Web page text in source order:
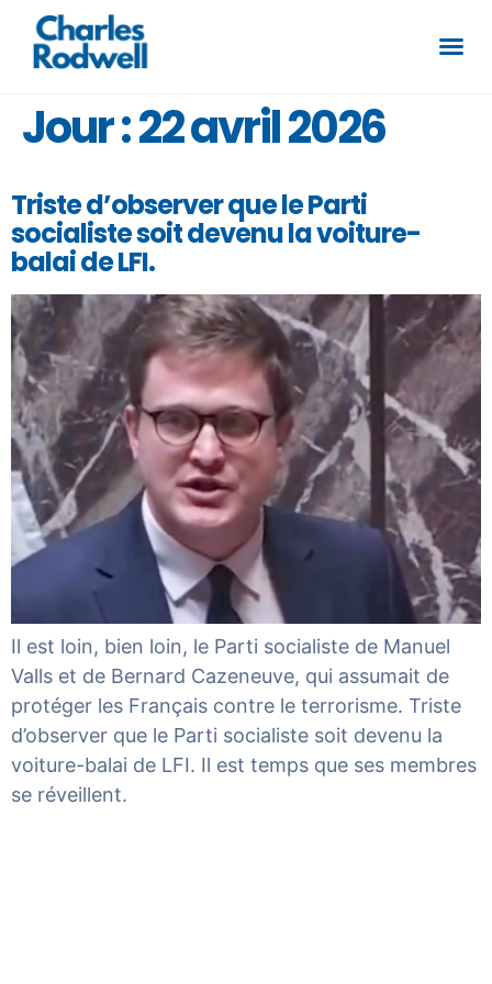
Jour :22 avril 2026
Triste d’observer que le Parti
socialiste soit devenu la voiture-
balai de LFI.
Il est loin, bien loin, le Parti socialiste de Manuel
Valls et de Bernard Cazeneuve, qui assumait de
protéger les Français contre le terrorisme. Triste
d’observer que le Parti socialiste soit devenu la
voiture-balai de LFI. Il est temps que ses membres
se réveillent.